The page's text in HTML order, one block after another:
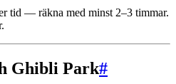
tid — räkna med minst 2–3 timmar.
Ghibli Park#